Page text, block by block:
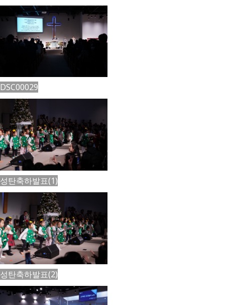
DSC00029
성탄축하발표(1)
성탄축하발표(2)